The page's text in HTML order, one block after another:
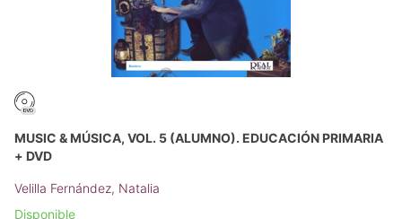
MUSIC & MÚSICA, VOL. 5 (ALUMNO). EDUCACIÓN PRIMARIA
+ DVD
Velilla Fernández, Natalia
Disponible